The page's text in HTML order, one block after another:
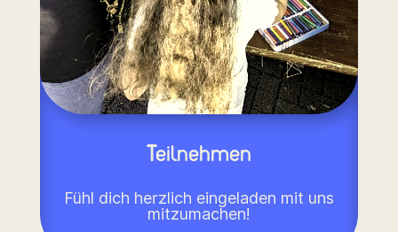
Teilnehmen
Fühl dich herzlich eingeladen mit uns
mitzumachen!